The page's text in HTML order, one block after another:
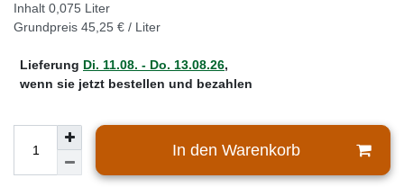
Inhalt 0,075 Liter
Grundpreis 45,25 € / Liter
Lieferung Di. 11.08. - Do. 13.08.26,
wenn sie jetzt bestellen und bezahlen
In den Warenkorb